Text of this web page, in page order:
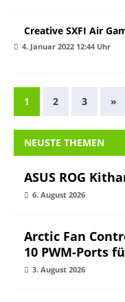
Creative SXFI Air
4. Januar 2022 12:44 Uhr
1 2 3 »
NEUSTE THEMEN
ASUS ROG
6. August 2026
Arctic Fan
10 PWM-Ports
3. August 2026